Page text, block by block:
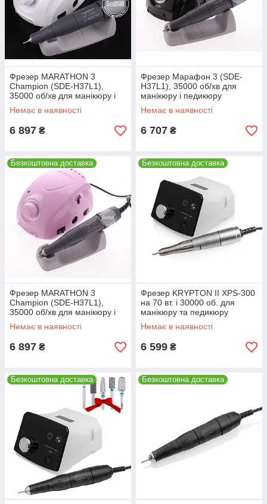
Фрезер MARATHON 3
Champion (SDE-H37L1),
35000 об/хв для манікюру і
педикюру (ОРИГІНАЛ)
Немає в наявності
6 897 ₴
Фрезер Марафон 3 (SDE-
H37L1), 35000 об/хв для
манікюру і педикюру
(ОРИГІНАЛ), чорний
Немає в наявності
6 707 ₴
Безкоштовна доставка
Фрезер MARATHON 3
Champion (SDE-H37L1),
35000 об/хв для манікюру і
педикюру (ОРИГІНАЛ)
Немає в наявності
6 897 ₴
Безкоштовна доставка
Фрезер KRYPTON II XPS-300
на 70 вт. і 30000 об. для
манікюру та педикюру
Немає в наявності
6 599 ₴
Безкоштовна доставка Безкоштовна доставка